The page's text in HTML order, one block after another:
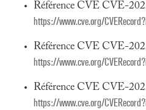
Référence CVE CVE-
https://www.cve.org/
Référence CVE CVE-
https://www.cve.org/
Référence CVE CVE-
https://www.cve.org/